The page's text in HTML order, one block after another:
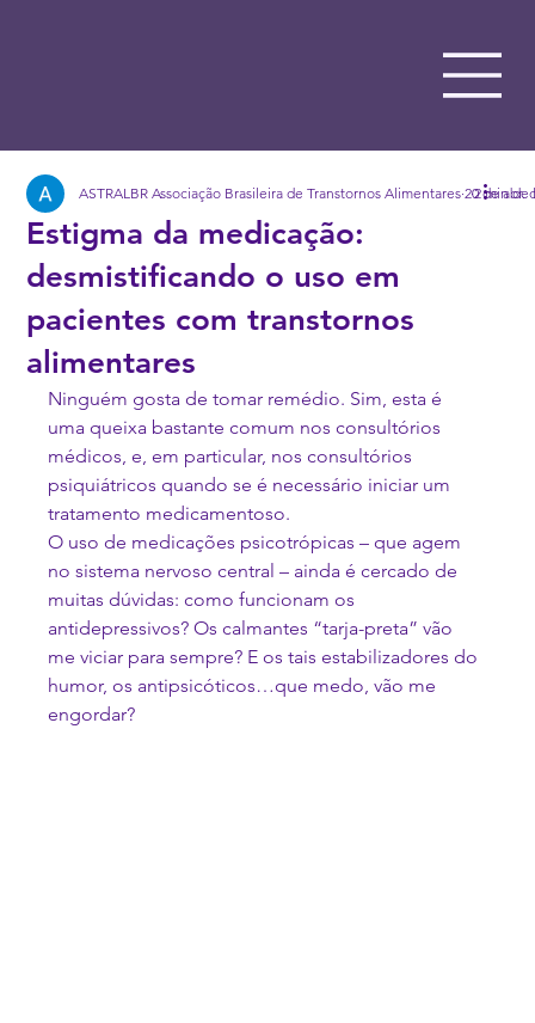
Estigma da medicação:
desmistificando o uso em
pacientes com transtornos
alimentares
ASTRALBR Associação Brasileira de Transtornos Alimentares 20 de abr.
2 min de
Ninguém gosta de tomar remédio. Sim, esta é
uma queixa bastante comum nos consultórios
médicos, e, em particular, nos consultórios
psiquiátricos quando se é necessário iniciar um
tratamento medicamentoso.
O uso de medicações psicotrópicas – que agem
no sistema nervoso central – ainda é cercado de
muitas dúvidas: como funcionam os
antidepressivos? Os calmantes “tarja-preta” vão
me viciar para sempre? E os tais estabilizadores do
humor, os antipsicóticos…que medo, vão me
engordar?